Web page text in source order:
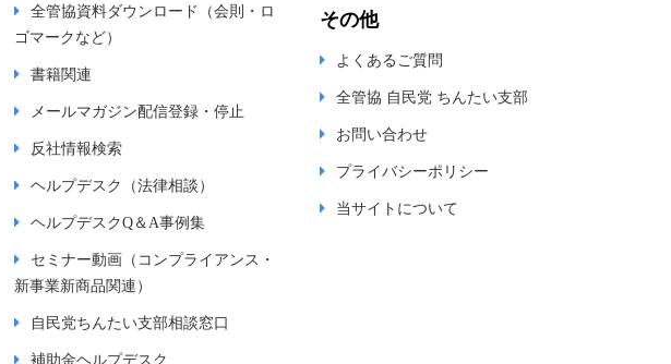
全管協資料ダウンロード（会則・ロ
ゴマークなど）
書籍関連
メールマガジン配信登録・停止
反社情報検索
ヘルプデスク（法律相談）
ヘルプデスクQ＆A事例集
セミナー動画（コンプライアンス・
新事業新商品関連）
自民党ちんたい支部相談窓口
補助金ヘルプデスク
その他
よくあるご質問
全管協 自民党 ちんたい支部
お問い合わせ
プライバシーポリシー
当サイトについて